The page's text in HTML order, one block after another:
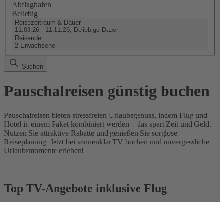
Abflughafen
Beliebig
Reisezeitraum & Dauer
11.08.26 - 11.11.26, Beliebige Dauer
Reisende
2 Erwachsene
Suchen
Pauschalreisen günstig buchen
Pauschalreisen bieten stressfreien Urlaubsgenuss, indem Flug und
Hotel in einem Paket kombiniert werden – das spart Zeit und Geld.
Nutzen Sie attraktive Rabatte und genießen Sie sorglose
Reiseplanung. Jetzt bei sonnenklar.TV buchen und unvergessliche
Urlaubsmomente erleben!
Top TV-Angebote inklusive Flug